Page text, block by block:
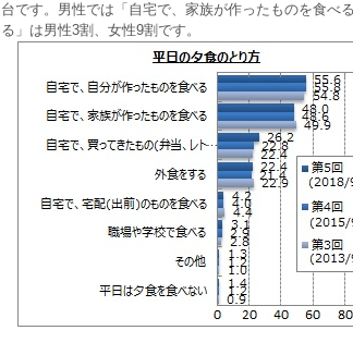
台です。男性では「自宅で、家族が作ったものを食べ
る」は男性3割、女性9割です。